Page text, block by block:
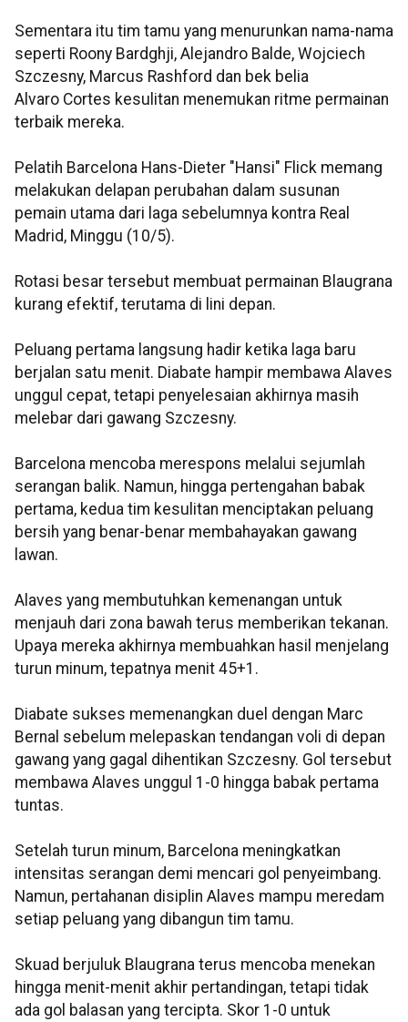
Sementara itu tim tamu yang menurunkan nama-nama
seperti Roony Bardghji, Alejandro Balde, Wojciech
Szczesny, Marcus Rashford dan bek belia
Alvaro Cortes kesulitan menemukan ritme permainan
terbaik mereka.
Pelatih Barcelona Hans-Dieter "Hansi" Flick memang
melakukan delapan perubahan dalam susunan
pemain utama dari laga sebelumnya kontra Real
Madrid, Minggu (10/5).
Rotasi besar tersebut membuat permainan Blaugrana
kurang efektif, terutama di lini depan.
Peluang pertama langsung hadir ketika laga baru
berjalan satu menit. Diabate hampir membawa Alaves
unggul cepat, tetapi penyelesaian akhirnya masih
melebar dari gawang Szczesny.
Barcelona mencoba merespons melalui sejumlah
serangan balik. Namun, hingga pertengahan babak
pertama, kedua tim kesulitan menciptakan peluang
bersih yang benar-benar membahayakan gawang
lawan.
Alaves yang membutuhkan kemenangan untuk
menjauh dari zona bawah terus memberikan tekanan.
Upaya mereka akhirnya membuahkan hasil menjelang
turun minum, tepatnya menit 45+1.
Diabate sukses memenangkan duel dengan Marc
Bernal sebelum melepaskan tendangan voli di depan
gawang yang gagal dihentikan Szczesny. Gol tersebut
membawa Alaves unggul 1-0 hingga babak pertama
tuntas.
Setelah turun minum, Barcelona meningkatkan
intensitas serangan demi mencari gol penyeimbang.
Namun, pertahanan disiplin Alaves mampu meredam
setiap peluang yang dibangun tim tamu.
Skuad berjuluk Blaugrana terus mencoba menekan
hingga menit-menit akhir pertandingan, tetapi tidak
ada gol balasan yang tercipta. Skor 1-0 untuk